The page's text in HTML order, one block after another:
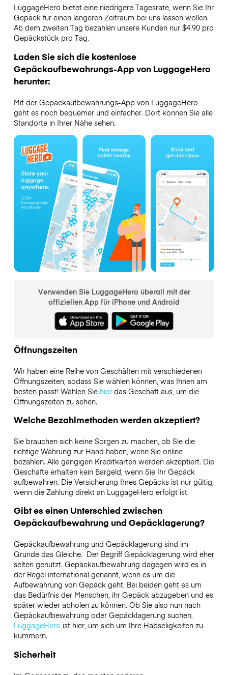
LuggageHero bietet eine niedrigere Tagesrate, wenn Sie Ihr
Gepäck für einen längeren Zeitraum bei uns lassen wollen.
Ab dem zweiten Tag bezahlen unsere Kunden nur $4.90 pro
Gepäckstück pro Tag.
Laden Sie sich die kostenlose
Gepäckaufbewahrungs-App von LuggageHero
herunter:
Mit der Gepäckaufbewahrungs-App von LuggageHero
geht es noch bequemer und einfacher. Dort können Sie alle
Standorte in Ihrer Nähe sehen.
Verwenden Sie LuggageHero überall mit der
offiziellen App für iPhone und Android
Öffnungszeiten
Wir haben eine Reihe von Geschäften mit verschiedenen
Öffnungszeiten, sodass Sie wählen können, was Ihnen am
besten passt! Wählen Sie hierdas Geschäft aus, um die
Öffnungszeiten zu sehen.
Welche Bezahlmethoden werden akzeptiert?
Sie brauchen sich keine Sorgen zu machen, ob Sie die
richtige Währung zur Hand haben, wenn Sie online
bezahlen. Alle gängigen Kreditkarten werden akzeptiert. Die
Geschäfte erhalten kein Bargeld, wenn Sie Ihr Gepäck
aufbewahren. Die Versicherung Ihres Gepäcks ist nur gültig,
wenn die Zahlung direkt an LuggageHero erfolgt ist.
Gibt es einen Unterschied zwischen
Gepäckaufbewahrung und Gepäcklagerung?
Gepäckaufbewahrung und Gepäcklagerung sind im
Grunde das Gleiche. Der Begriff Gepäcklagerung wird eher
selten genutzt. Gepäckaufbewahrung dagegen wird es in
der Regel international genannt, wenn es um die
Aufbewahrung von Gepäck geht. Bei beiden geht es um
das Bedürfnis der Menschen, ihr Gepäck abzugeben und es
später wieder abholen zu können. Ob Sie also nun nach
Gepäckaufbewahrung oder Gepäcklagerung suchen,
LuggageHero ist hier, um sich um Ihre Habseligkeiten zu
kümmern.
Sicherheit